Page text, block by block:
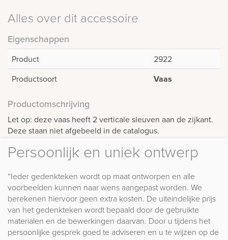
Alles over dit accessoire
Eigenschappen
Product
2922
Productsoort
Vaas
Productomschrijving
Let op: deze vaas heeft 2 verticale sleuven aan de zijkant.
Deze staan niet afgebeeld in de catalogus.
Persoonlijk en uniek ontwerp
“Ieder gedenkteken wordt op maat ontworpen en alle
voorbeelden kunnen naar wens aangepast worden. We
berekenen hiervoor geen extra kosten. De uiteindelijke prijs
van het gedenkteken wordt bepaald door de gebruikte
materialen en de bewerkingen daarvan. Door u tijdens het
persoonlijke gesprek goed te adviseren en u te wijzen op de